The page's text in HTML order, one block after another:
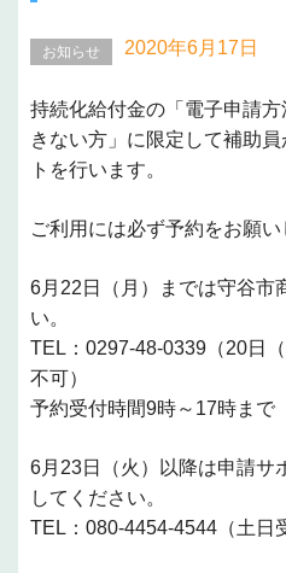
2020年6月17日
お知らせ
持続化給付金の「電子申請
きない方」に限定して補助
トを行います。
ご利用には必ず予約をお願い
6月22日（月）までは守谷市
い。
TEL：0297-48-0339（20日
不可）
予約受付時間9時～17時まで
6月23日（火）以降は申請サ
してください。
TEL：080-4454-4544（土日